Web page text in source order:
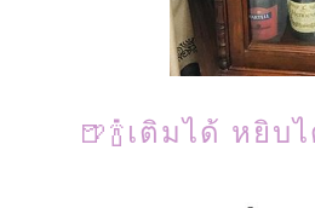
🍺🍾เติมได้ หยิ